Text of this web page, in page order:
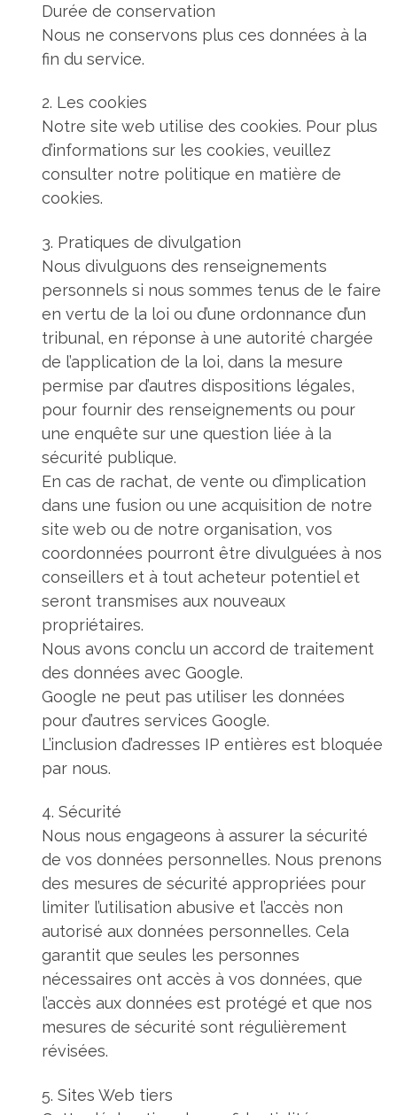
Durée de conservation
Nous ne conservons plus ces données à la
fin du service.
2. Les cookies
Notre site web utilise des cookies. Pour plus
d’informations sur les cookies, veuillez
consulter notre politique en matière de
cookies.
3. Pratiques de divulgation
Nous divulguons des renseignements
personnels si nous sommes tenus de le faire
en vertu de la loi ou d’une ordonnance d’un
tribunal, en réponse à une autorité chargée
de l’application de la loi, dans la mesure
permise par d’autres dispositions légales,
pour fournir des renseignements ou pour
une enquête sur une question liée à la
sécurité publique.
En cas de rachat, de vente ou d’implication
dans une fusion ou une acquisition de notre
site web ou de notre organisation, vos
coordonnées pourront être divulguées à nos
conseillers et à tout acheteur potentiel et
seront transmises aux nouveaux
propriétaires.
Nous avons conclu un accord de traitement
des données avec Google.
Google ne peut pas utiliser les données
pour d’autres services Google.
L’inclusion d’adresses IP entières est bloquée
par nous.
4. Sécurité
Nous nous engageons à assurer la sécurité
de vos données personnelles. Nous prenons
des mesures de sécurité appropriées pour
limiter l’utilisation abusive et l’accès non
autorisé aux données personnelles. Cela
garantit que seules les personnes
nécessaires ont accès à vos données, que
l’accès aux données est protégé et que nos
mesures de sécurité sont régulièrement
révisées.
5. Sites Web tiers